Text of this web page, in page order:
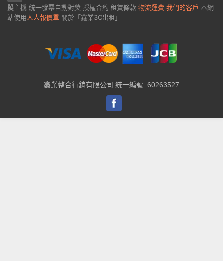
擬主機 統一發票自動對獎 授權合約 租賃條款 物流運費 我們的客戶 本網
站使用人人報價單 關於「鑫業3C出租」
鑫業整合行銷有限公司 統一編號: 60263527